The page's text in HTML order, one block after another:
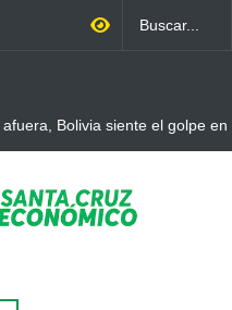
distancia con el FMI y pone a